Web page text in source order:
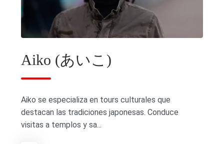
Aiko (あいこ)
Aiko se especializa en tours culturales que
destacan las tradiciones japonesas. Conduce
visitas a templos y sa...